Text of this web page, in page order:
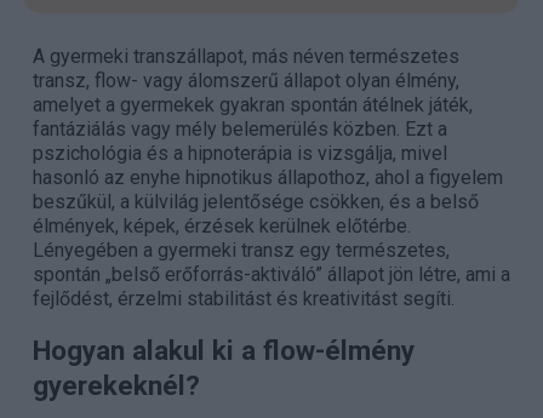
A gyermeki transzállapot, más néven természetes
transz, flow- vagy álomszerű állapot olyan élmény,
amelyet a gyermekek gyakran spontán átélnek játék,
fantáziálás vagy mély belemerülés közben. Ezt a
pszichológia és a hipnoterápia is vizsgálja, mivel
hasonló az enyhe hipnotikus állapothoz, ahol a figyelem
beszűkül, a külvilág jelentősége csökken, és a belső
élmények, képek, érzések kerülnek előtérbe.
Lényegében a gyermeki transz egy természetes,
spontán „belső erőforrás-aktiváló” állapot jön létre, ami a
fejlődést, érzelmi stabilitást és kreativitást segíti.
Hogyan alakul ki a flow-élmény
gyerekeknél?